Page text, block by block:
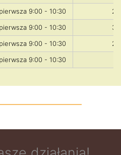
9:00 - 10:30
24
9:00 - 10:30
30
9:00 - 10:30
22
9:00 - 10:30